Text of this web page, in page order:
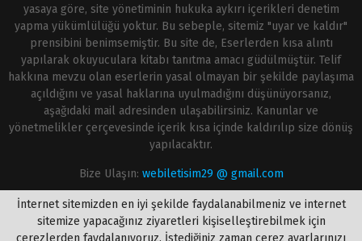
yasaya göre, site yönetiminin hukuka aykırı içerikleri denetim
yapma yükümlülüğü yoktur. Bu sebeple, sitemiz "uyar ve kaldır"
prensibini benimsemiştir. Bu site de, Eserlerden kısa alıntı
yapılarak okuyuculara kitabı tanıtma amacı güdülmüştür. Telif
hakkına mevzu olan eserlerin yasal olmayan bir şekilde paylaşıma
açıldığını ve yasal haklarına uyulmadığını düşünüyorsanız,
aşağıdaki mail adresinden ulaşabilirsiniz. Kanunlar ve
yönetmelikler çerçevesinde içerik kısa içinde kaldırılıp size dönüş
yapılacaktır.
Bize Ulaşın: webiletisim29 @ gmail.com
İnternet sitemizden en iyi şekilde faydalanabilmeniz ve internet
sitemize yapacağınız ziyaretleri kişiselleştirebilmek için
çerezlerden faydalanıyoruz. İstediğiniz zaman çerez ayarlarınızı